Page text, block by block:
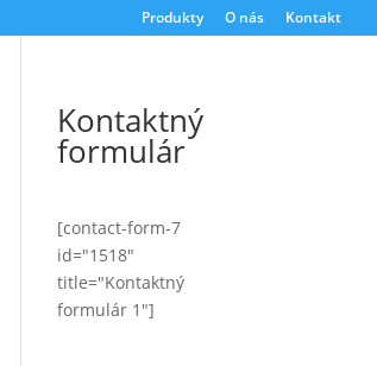
Produkty O nás Kontakt
Kontaktný
formulár
[contact-form-7
id="1518"
title="Kontaktný
formulár 1"]